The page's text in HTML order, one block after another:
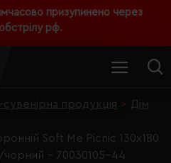
призупинено через
рф.
продукція
Дім
Soft Me Picnic 130х180
чорний - 70030105-44